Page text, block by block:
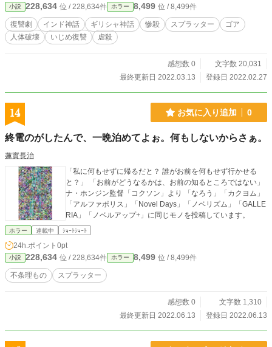
小説 228,634 位 / 228,634件 ホラー 8,499 位 / 8,499件
復讐劇 インド神話 ギリシャ神話 惨殺 スプラッター
ゴア
人体破壊
いじめ復讐 虐殺
感想数 0
文字数 20,031
最終更新日 2022.03.13
登録日 2022.02.27
14 お気に入り追加 0
終電のがしたんで、一晩泊めてよぉ。何もしないからさぁ。
蓮實長治
「私に何もせずに帰るだと？ 誰がお前を何もせず行かせる
と？」 「お前がどうなるかは、お前の知るところではない」
ナ・ホンジン監督「コクソン」より 「なろう」「カクヨム」
「アルファポリス」「Novel Days」「ノベリズム」「GALLE
RIA」「ノベルアップ+」に同じモノを投稿しています。
ホラー 連載中 ｼｮｰﾄｼｮｰﾄ
24h.ポイント 0pt
小説 228,634 位 / 228,634件 ホラー 8,499 位 / 8,499件
不条理もの スプラッター
感想数 0
文字数 1,310
最終更新日 2022.06.13
登録日 2022.06.13